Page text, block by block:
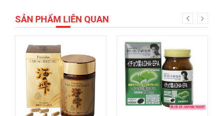
SẢN PHẨM LIÊN QUAN